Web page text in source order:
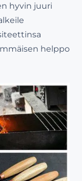
hyvin juuri
helppo